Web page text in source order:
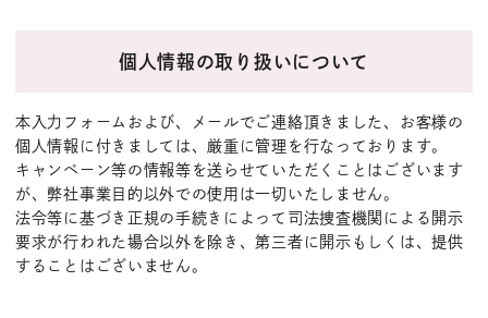
個人情報の取り扱いについて
本入力フォームおよび、メールでご連絡頂きました、お客様の
個人情報に付きましては、厳重に管理を行なっております。
キャンペーン等の情報等を送らせていただくことはございます
が、弊社事業目的以外での使用は一切いたしません。
法令等に基づき正規の手続きによって司法捜査機関による開示
要求が行われた場合以外を除き、第三者に開示もしくは、提供
することはございません。